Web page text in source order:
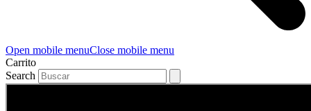
Open mobile menuClose mobile menu
Carrito
Search